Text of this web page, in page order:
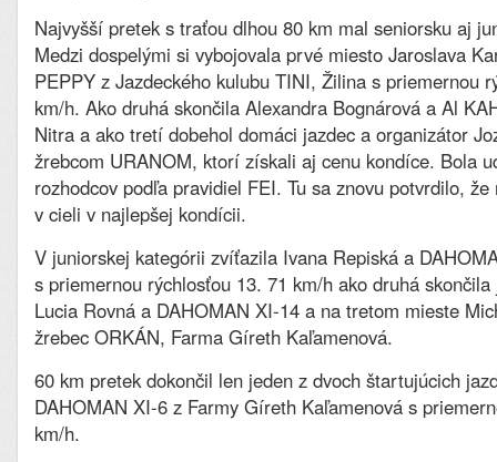
Najvyšší pretek s traťou dlhou 80 km mal seniorsku aj
Medzi dospelými si vybojovala prvé miesto Jaroslava
PEPPY z Jazdeckého kulubu TINI, Žilina s priemernou
km/h. Ako druhá skončila Alexandra Bognárová a Al
Nitra a ako tretí dobehol domáci jazdec a organizátor
žrebcom URANOM, ktorí získali aj cenu kondíce. Bola
rozhodcov podľa pravidiel FEI. Tu sa znovu potvrdilo,
v cieli v najlepšej kondícii.
V juniorskej kategórii zvíťazila Ivana Repiská a
s priemernou rýchlosťou 13. 71 km/h ako druhá
Lucia Rovná a DAHOMAN XI-14 a na tretom mieste
žrebec ORKÁN, Farma Gíreth Kaľamenová.
60 km pretek dokončil len jeden z dvoch štartujúcich
DAHOMAN XI-6 z Farmy Gíreth Kaľamenová s
km/h.